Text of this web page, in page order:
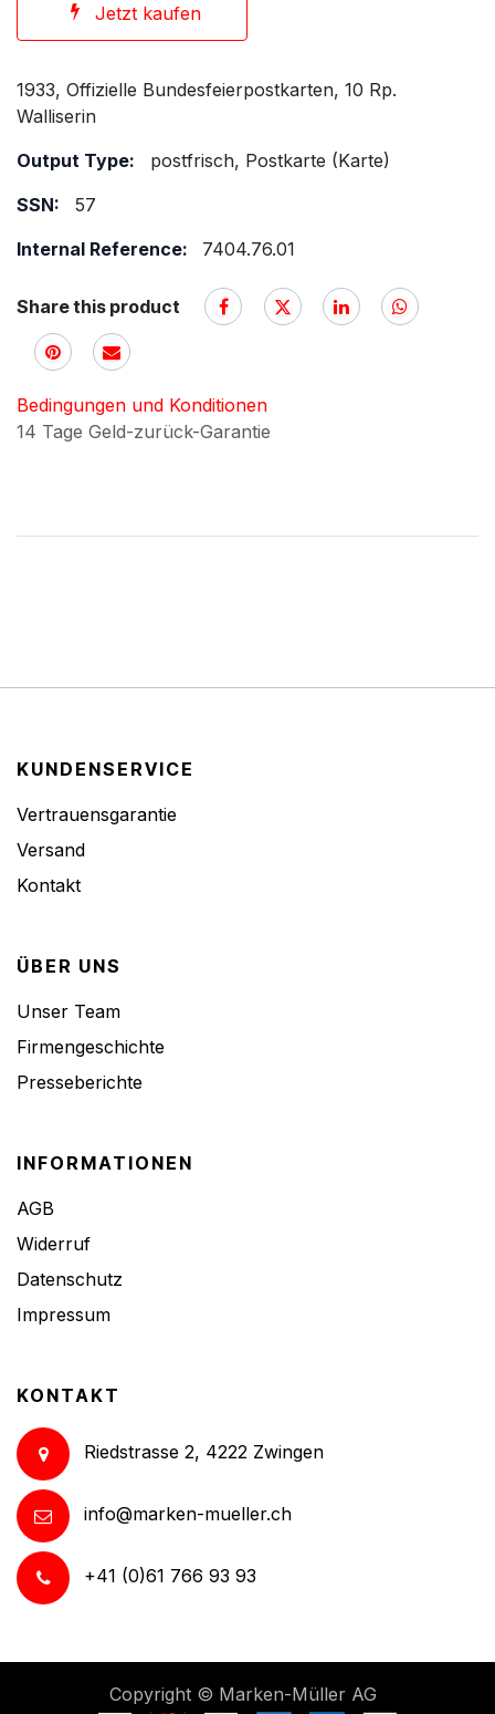
Jetzt kaufen
1933, Offizielle Bundesfeierpostkarten, 10 Rp.
Walliserin
Output Type:
postfrisch, Postkarte (Karte)
SSN:
57
Internal Reference:
7404.76.01
Share this product
Bedingungen und Konditionen
14 Tage Geld-zurück-Garantie
KUNDENSERVICE
Vertrauensgarantie
Versand
Kontakt
ÜBER UNS
Unser Team
Firmengeschichte
Presseberichte
INFORMATIONEN
AGB
Widerruf
Datenschutz
Impressum
KONTAKT
Riedstrasse 2, 4222 Zwingen
info@marken-mueller.ch
+41 (0)61 766 93 93
Copyright © Marken-Müller AG